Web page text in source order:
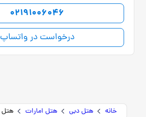
خانه هتل دبی هتل امارات هتل Mayfair Dubai
02191006046
درخواست در واتساپ